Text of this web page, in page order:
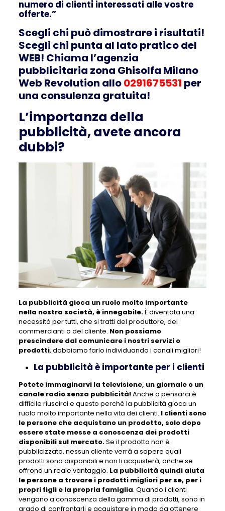
numero di clienti interessati alle vostre
offerte.”
Scegli chi può dimostrare i risultati!
Scegli chi punta al lato pratico del
WEB! Chiama l’agenzia
pubblicitaria zona Ghisolfa Milano
Web Revolution allo0291675531 per
una consulenza gratuita!
L’importanza della
pubblicità, avete ancora
dubbi?
La pubblicità gioca un ruolo molto importante
nella nostra società, è innegabile.È diventata una
necessità per tutti, che si tratti del produttore, dei
commercianti o del cliente. Non possiamo
prescindere dal comunicare i nostri servizi o
prodotti, dobbiamo farlo individuando i canali migliori!
La pubblicità è importante per i clienti
Potete immaginarvi la televisione, un giornale o un
canale radio senza pubblicità!Anche a pensarci è
difficile riuscirci e questo perché la pubblicità gioca un
ruolo molto importante nella vita dei clienti. I clienti sono
le persone che acquistano un prodotto, solo dopo
essere state messe a conoscenza dei prodotti
disponibili sul mercato.Se il prodotto non è
pubblicizzato, nessun cliente verrà a sapere quali
prodotti sono disponibili e non li acquisterà, anche se
offrono un reale vantaggio. La pubblicità quindi aiuta
le persone a trovare i prodotti migliori per se, per i
propri figli e la propria famiglia. Quando i clienti
vengono a conoscenza della gamma di prodotti, sono in
grado di confrontarli e acquistare in modo da ottenere